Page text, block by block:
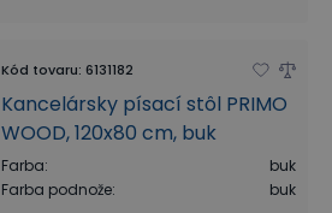
Kód tovaru: 6131182
Kancelársky písací stôl PRIMO
WOOD, 120x80 cm, buk
Farba:
buk
Farba podnože: buk